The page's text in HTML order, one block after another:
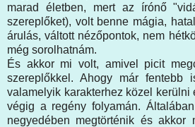
marad életben, mert az írónő
szereplőket), volt benne mágia,
árulás, váltott nézőpontok, nem
még sorolhatnám.
És akkor mi volt, amivel picit
szereplőkkel. Ahogy már fentebb
valamelyik karakterhez közel kerülni
végig a regény folyamán.
negyedében megtörténik és